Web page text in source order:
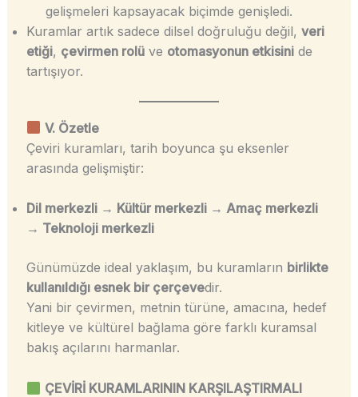
gelişmeleri kapsayacak biçimde genişledi.
Kuramlar artık sadece dilsel doğruluğu değil, veri
etiği, çevirmen rolüve otomasyonun etkisinide
tartışıyor.
V. Özetle
Çeviri kuramları, tarih boyunca şu eksenler
arasında gelişmiştir:
Dil merkezli → Kültür merkezli → Amaç merkezli
→ Teknoloji merkezli
Günümüzde ideal yaklaşım, bu kuramların birlikte
kullanıldığı esnek bir çerçevedir.
Yani bir çevirmen, metnin türüne, amacına, hedef
kitleye ve kültürel bağlama göre farklı kuramsal
bakış açılarını harmanlar.
ÇEVİRİ KURAMLARININ KARŞILAŞTIRMALI